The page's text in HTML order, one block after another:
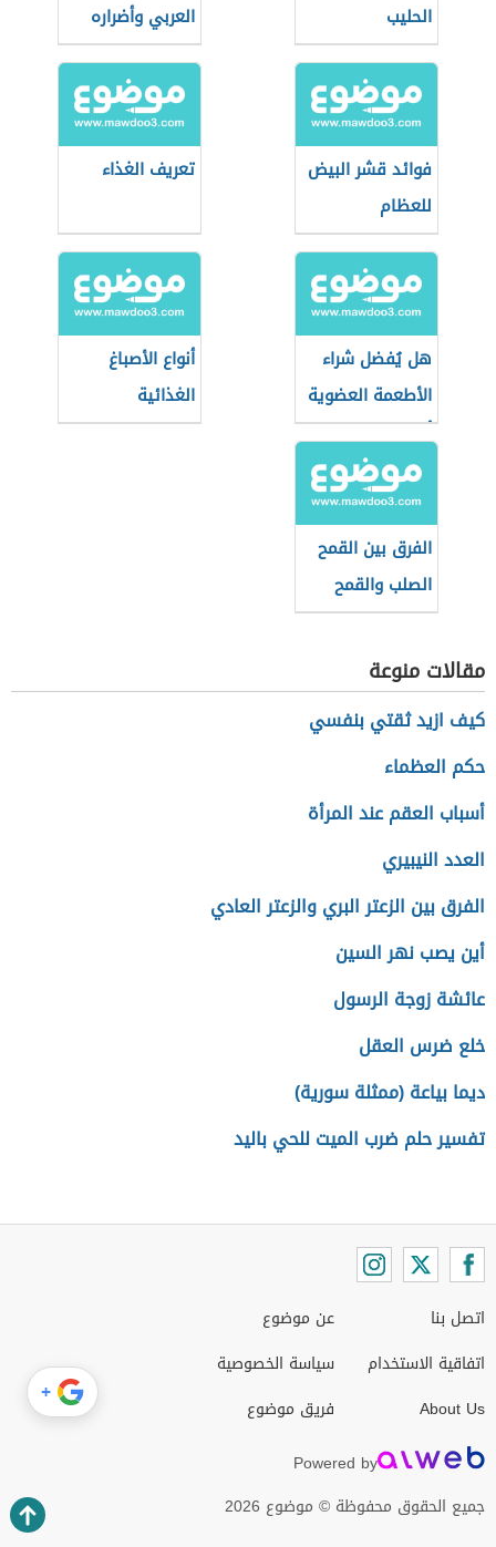
الحليب
العربي وأضراره
فوائد قشر البيض
للعظام
تعريف الغذاء
هل يُفضل شراء
الأطعمة العضوية
أثناء التسوق؟
أنواع الأصباغ
الغذائية
الفرق بين القمح
الصلب والقمح
الطري
مقالات منوعة
كيف ازيد ثقتي بنفسي
حكم العظماء
أسباب العقم عند المرأة
العدد النيبيري
الفرق بين الزعتر البري والزعتر العادي
أين يصب نهر السين
عائشة زوجة الرسول
خلع ضرس العقل
ديما بياعة (ممثلة سورية)
تفسير حلم ضرب الميت للحي باليد
اتصل بنا
اتفاقية الاستخدام
About Us
عن موضوع
سياسة الخصوصية
فريق موضوع
Powered by
جميع الحقوق محفوظة © موضوع 2026
+